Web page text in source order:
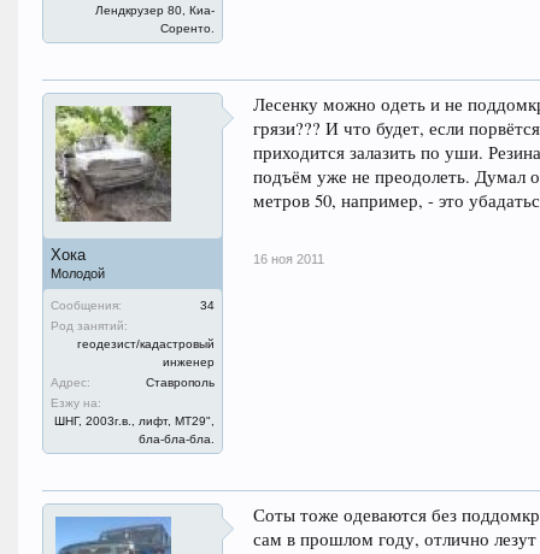
Лендкрузер 80, Киа-
Соренто.
Хока
Молодой
Сообщения:
34
Род занятий:
геодезист/кадастровый
инженер
Адрес:
Ставрополь
Езжу на:
ШНГ, 2003г.в., лифт, МТ29",
бла-бла-бла.
Лесенку можно одеть и не
грязи??? И что будет, если
приходится залазить по уши.
подъём уже не преодолеть. Думал
метров 50, например, - это
16 ноя 2011
Соты тоже одеваются без
сам в прошлом году, отлично